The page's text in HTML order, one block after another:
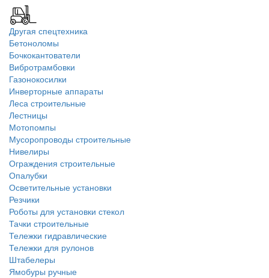
Другая спецтехника
Бетоноломы
Бочкокантователи
Вибротрамбовки
Газонокосилки
Инверторные аппараты
Леса строительные
Лестницы
Мотопомпы
Мусоропроводы строительные
Нивелиры
Ограждения строительные
Опалубки
Осветительные установки
Резчики
Роботы для установки стекол
Тачки строительные
Тележки гидравлические
Тележки для рулонов
Штабелеры
Ямобуры ручные